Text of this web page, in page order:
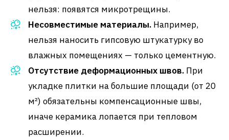
нельзя: появятся микротрещины.
Несовместимые материалы. Например,
нельзя наносить гипсовую штукатурку во
влажных помещениях — только цементную.
Отсутствие деформационных швов. При
укладке плитки на большие площади (от 20
м²) обязательны компенсационные швы,
иначе керамика лопается при тепловом
расширении.